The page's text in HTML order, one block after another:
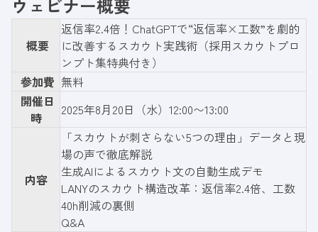
ウェビナー概要
概要
返信率2.4倍！ChatGPTで“返信率×工数”を劇的
に改善するスカウト実践術（採用スカウトプロ
ンプト集特典付き）
参加費 無料
開催日
時
2025年8月20日（水）12:00〜13:00
内容
「スカウトが刺さらない5つの理由」データと現
場の声で徹底解説
生成AIによるスカウト文の自動生成デモ
LANYのスカウト構造改革：返信率2.4倍、工数
40h削減の裏側
Q&A